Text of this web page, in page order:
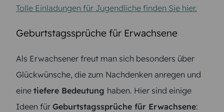
Tolle Einladungen für Jugendliche finden Sie hier.
Geburtstagssprüche für Erwachsene
Als Erwachsener freut man sich besonders über
Glückwünsche, die zum Nachdenken anregen und
eine tiefere Bedeutung haben. Hier sind einige
Ideen für Geburtstagssprüche für Erwachsene: